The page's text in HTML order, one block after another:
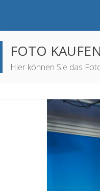
FOTO KAUFEN
Hier können Sie das